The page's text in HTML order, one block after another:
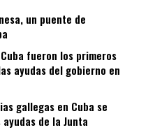
un puente de
fueron los primeros
ayudas del gobierno en
gallegas en Cuba se
de la Junta